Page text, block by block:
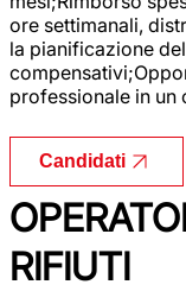
ore settimanali,
la pianificazione
professionale in un
Candidati
RIFIUTI